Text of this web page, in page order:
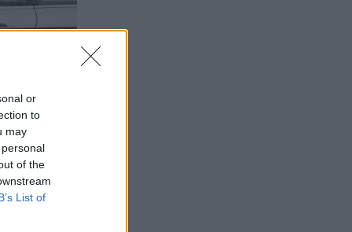
or
to
may
of the
List of